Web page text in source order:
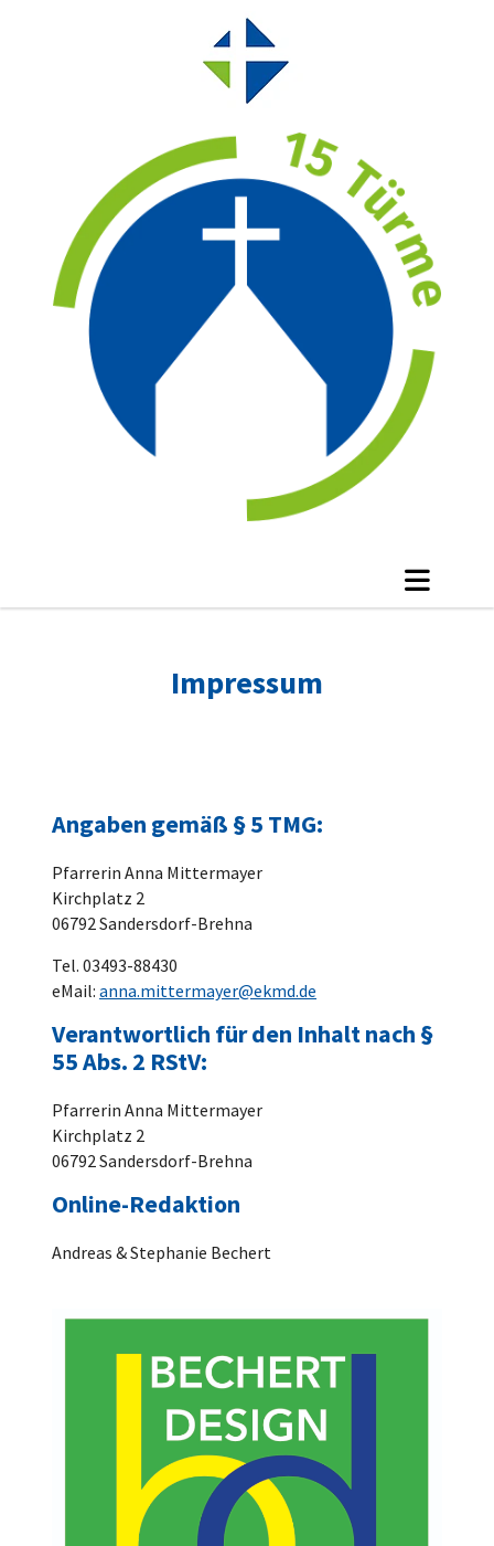
Impressum
Angaben gemäß § 5 TMG:
Pfarrerin Anna Mittermayer
Kirchplatz 2
06792 Sandersdorf-Brehna
Tel. 03493-88430
eMail: anna.mittermayer@ekmd.de
Verantwortlich für den Inhalt nach §
55 Abs. 2 RStV:
Pfarrerin Anna Mittermayer
Kirchplatz 2
06792 Sandersdorf-Brehna
Online-Redaktion
Andreas & Stephanie Bechert